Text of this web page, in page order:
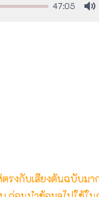
47:05
รงกับเสียงต้นฉบับม